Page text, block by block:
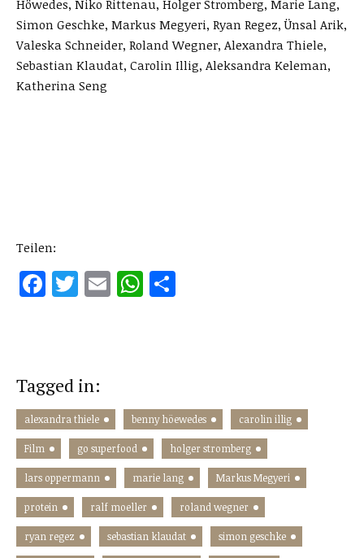
Höwedes, Niko Rittenau, Holger Stromberg, Marie Lang,
Simon Geschke, Markus Megyeri, Ryan Regez, Ünsal Arik,
Valeska Schneider, Roland Wegner, Alexandra Thiele,
Sebastian Klaudat, Carolin Illig, Aleksandra Keleman,
Katherina Seng
Teilen:
Facebook
Twitter
EmailWhatsApp
Tagged in:
alexandra thiele benny höewedes carolin illig
Film go superfood holger stromberg
lars oppermann marie lang Markus Megyeri
protein ralf moeller roland wegner
ryan regez sebastian klaudat simon geschke